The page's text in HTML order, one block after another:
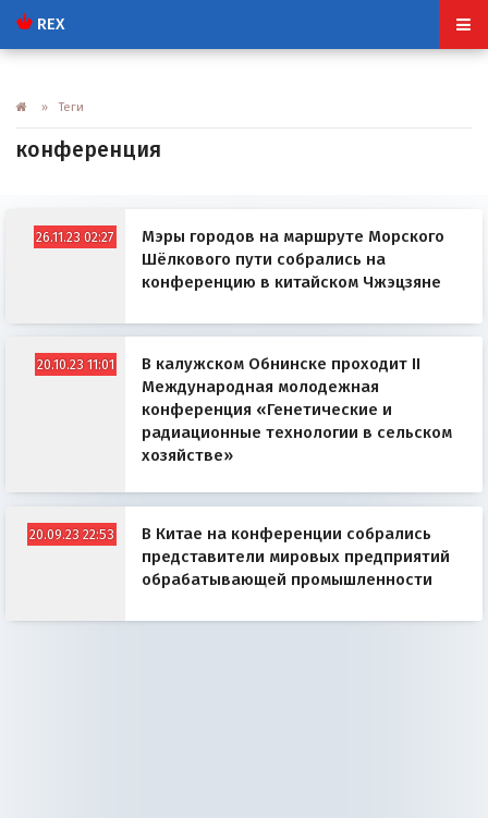
REX
» Теги
конференция
26.11.23 02:27
Мэры городов на маршруте Морского
Шёлкового пути собрались на
конференцию в китайском Чжэцзяне
20.10.23 11:01
В калужском Обнинске проходит II
Международная молодежная
конференция «Генетические и
радиационные технологии в сельском
хозяйстве»
20.09.23 22:53
В Китае на конференции собрались
представители мировых предприятий
обрабатывающей промышленности